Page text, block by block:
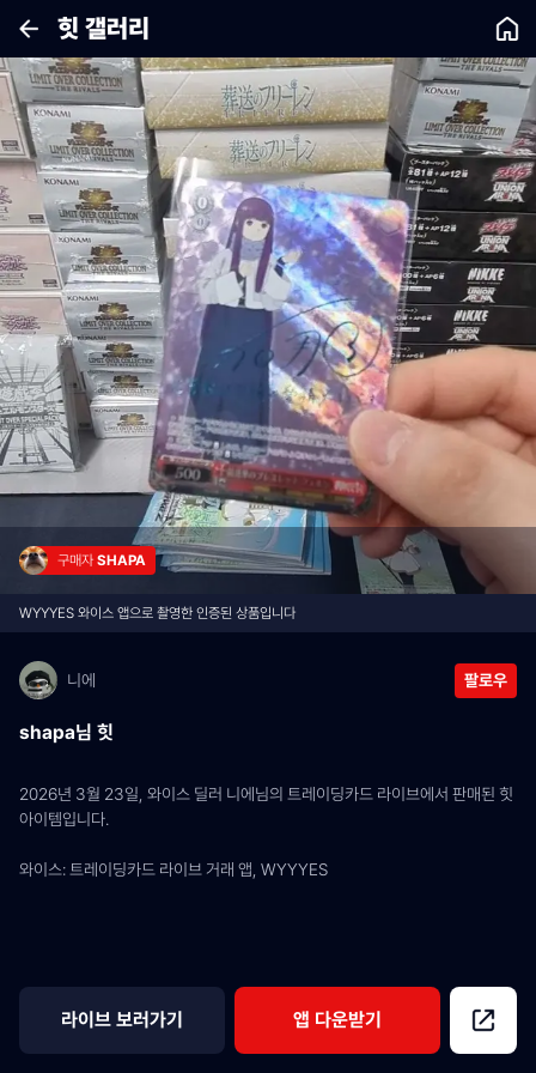
힛 갤러리
구매자 SHAPA
WYYYES 와이스 앱으로 촬영한 인증된 상품입니다
니에 팔로우
shapa님 힛
2026년 3월 23일, 와이스 딜러 니에님의 트레이딩카드 라이브에서 판매된 힛
아이템입니다.
와이스: 트레이딩카드 라이브 거래 앱, WYYYES
라이브 보러가기 앱 다운받기